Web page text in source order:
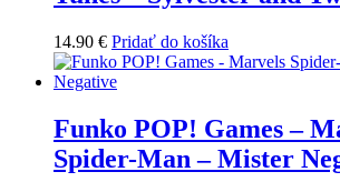
14.90 € Pridať do košíka
Funko POP! Games –
Spider-Man – Mister